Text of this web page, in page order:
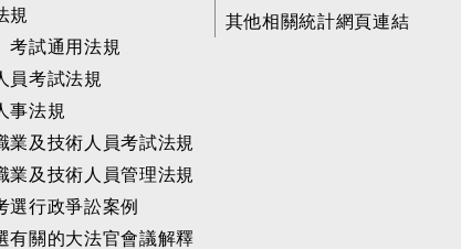
規
考試通用法規
員考試法規
事法規
業及技術人員考試法規
業及技術人員管理法規
選行政爭訟案例
有關的大法官會議解釋
其他相關統計網頁連結